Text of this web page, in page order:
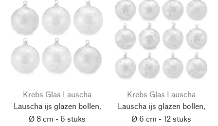
Krebs Glas Lauscha
Lauscha ijs glazen bollen,
Ø 8 cm - 6 stuks
Krebs Glas Lauscha
Lauscha ijs glazen bollen,
Ø 6 cm - 12 stuks